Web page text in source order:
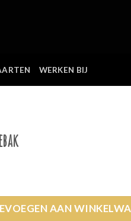
WERKEN BIJ
aantal AAN